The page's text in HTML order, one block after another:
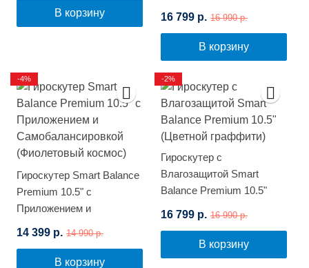
В корзину 16 799 р. 16 990 р.
В корзину
Гироскутер Smart Balance
Premium 10.5" с
Приложением и
(Фиолетовый космос)
14 399 р. 14 990 р.
В корзину
-4%
Гироскутер с
Влагозащитой Smart
Balance Premium 10.5"
16 799 р. 16 990 р.
В корзину
-2%